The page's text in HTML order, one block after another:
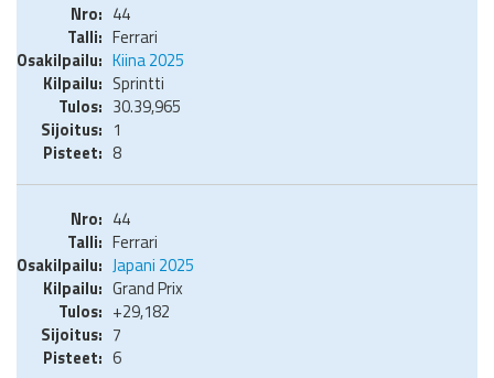
44
Ferrari
Kiina 2025
Sprintti
30.39,965
1
8
44
Ferrari
Japani 2025
Grand Prix
+29,182
7
6